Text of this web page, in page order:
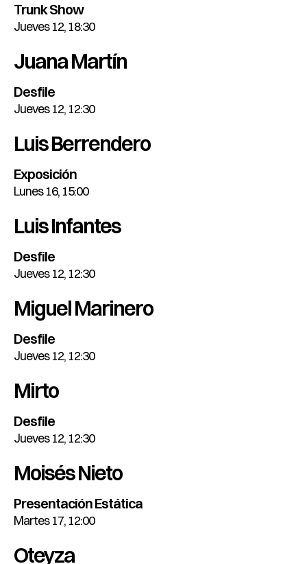
Trunk Show
Jueves 12, 18:30
Juana Martín
Desfile
Jueves 12, 12:30
Luis Berrendero
Exposición
Lunes 16, 15:00
Luis Infantes
Desfile
Jueves 12, 12:30
Miguel Marinero
Desfile
Jueves 12, 12:30
Mirto
Desfile
Jueves 12, 12:30
Moisés Nieto
Presentación Estática
Martes 17, 12:00
Oteyza